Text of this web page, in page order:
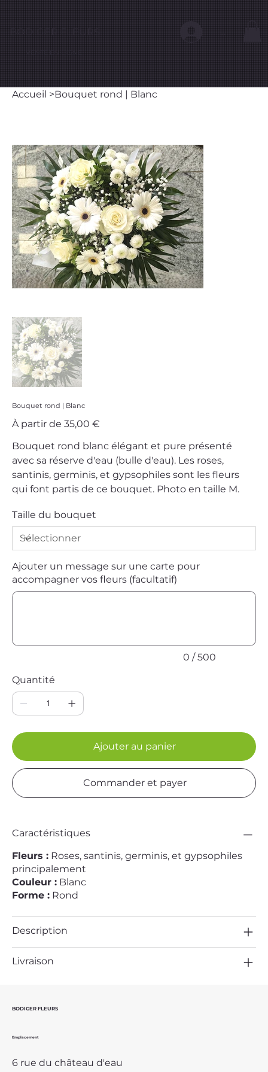
BODIGER FLEURS
VENTE EN LIGNE
...
Accueil >Bouquet rond | Blanc
Bouquet rond | Blanc
À partir de Prix
35,00 €
Bouquet rond blanc élégant et pure présenté
avec sa réserve d'eau (bulle d'eau). Les roses,
santinis, germinis, et gypsophiles sont les fleurs
qui font partis de ce bouquet. Photo en taille M.
Taille du bouquet
Ajouter un message sur une carte pour
accompagner vos fleurs (facultatif)
500
0 / 500
Quantité
Ajouter au panier
Commander et payer
Caractéristiques
Fleurs : Roses, santinis, germinis, et gypsophiles
principalement
Couleur : Blanc
Forme : Rond
Description
Livraison
BODIGER FLEURS
6 rue du château d'eau
Emplacement